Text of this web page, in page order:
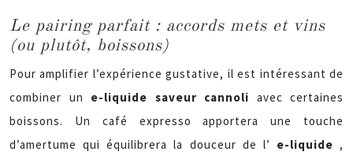
Le pairing parfait : accords mets et vins
(ou plutôt, boissons)
Pour amplifier l’expérience gustative, il est intéressant de
combiner un e-liquide saveur cannoli avec certaines
boissons. Un café expresso apportera une touche
d’amertume qui équilibrera la douceur de l’ e-liquide ,